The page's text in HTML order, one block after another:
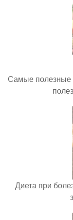
Самые полезные
Диета при